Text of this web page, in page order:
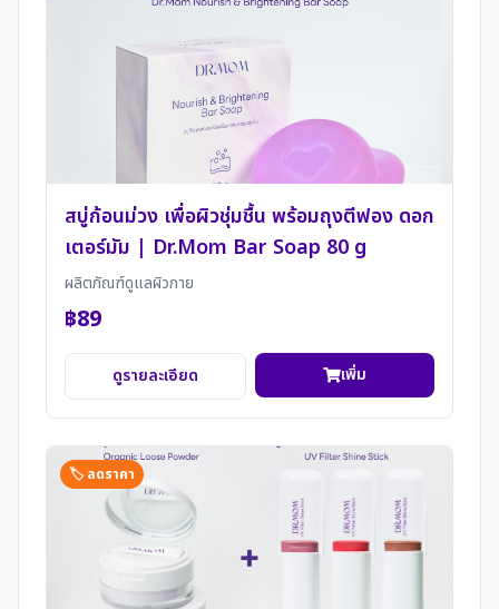
สบู่ก้อนม่วง เพื่อผิวชุ่มชื้น พร้อมถุงตีฟอง ดอก
เตอร์มัม | Dr.Mom Bar Soap 80 g
ผลิตภัณฑ์ดูแลผิวกาย
฿89
ดูรายละเอียด เพิ่ม
🏷️ ลดราคา